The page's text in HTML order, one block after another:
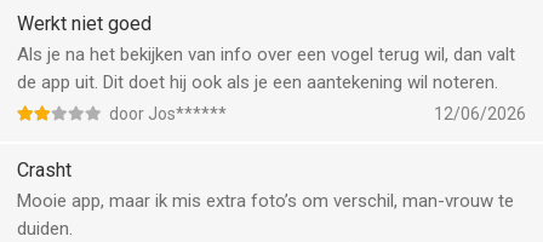
Werkt niet goed
Als je na het bekijken van info over een vogel terug wil, dan valt
de app uit. Dit doet hij ook als je een aantekening wil noteren.
door Jos****** 12/06/2026
Crasht
Mooie app, maar ik mis extra foto’s om verschil, man-vrouw te
duiden.